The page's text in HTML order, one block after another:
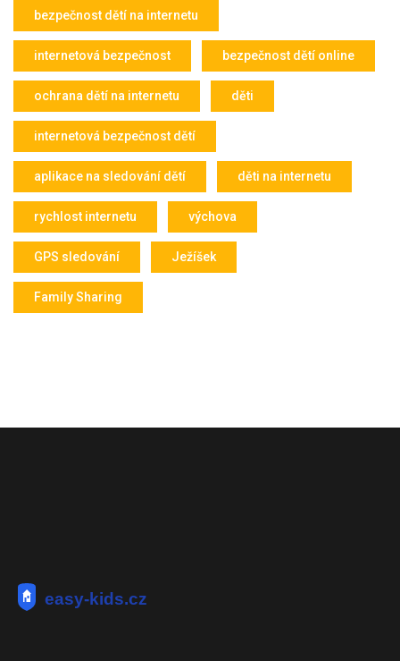
bezpečnost dětí na internetu
internetová bezpečnost bezpečnost dětí online
ochrana dětí na internetu děti
internetová bezpečnost dětí
aplikace na sledování dětí děti na internetu
rychlost internetu výchova
GPS sledování Ježíšek
Family Sharing